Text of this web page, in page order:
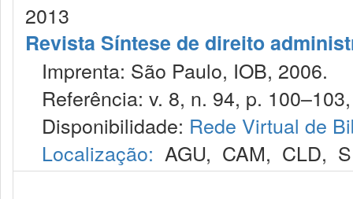
2013
Revista Síntese de direito
Imprenta: São Paulo, IOB, 2006.
Referência: v. 8, n. 94, p.
Disponibilidade: Rede Virtual de
Localização: AGU, CAM, CLD,